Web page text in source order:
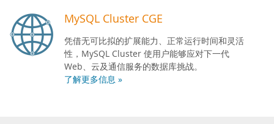
MySQL Cluster CGE
凭借无可比拟的扩展能力、正常运行时间和灵活
性，MySQL Cluster 使用户能够应对下一代
Web、云及通信服务的数据库挑战。
了解更多信息 »